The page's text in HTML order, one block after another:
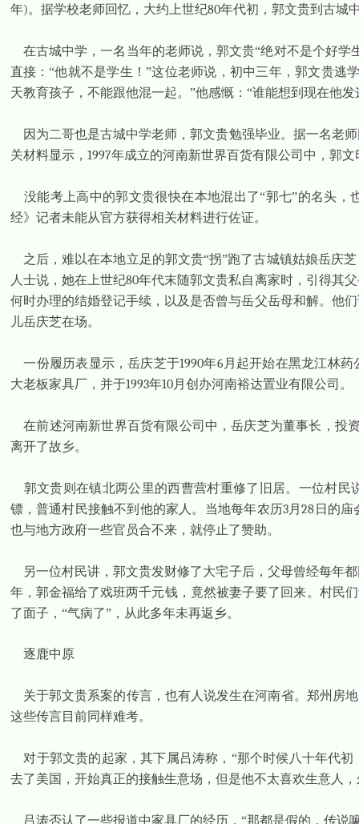
年)。据学校老师回忆，大约上世纪80年代初，郭文贵到古城
在古城中学，一名当年的老师说，郭文贵“绝对不是个好
直接：“他就不是学生！”这位老师说，初中三年，郭文贵逃
天教育孩子，不能跟他混一起。”他感慨：“谁能想到现在他发
因为二哥也是古城中学老师，郭文贵勉强毕业。据一名老
关材料显示， 1997年成立的河南新世界百货有限公司中，郭文
没能考上高中的郭文贵很快在本地混出了“郭七”的名头
经》记者未能从官方获得相关材料进行佐证。
之后，难以在本地立足的郭文贵“拐”跑了古城镇姑娘岳庆
人士说，她在上世纪80年代末随郭文贵私自离家时，引得其
何时办理的结婚登记手续，以及是否曾与岳父岳母和解。他
儿岳庆芝在场。
一份履历表显示，岳庆芝于1990年6 月起开始在黑龙江林
大老板家具厂，并于1993年10月创办河南裕达置业有限公司。
在前述河南新世界百货有限公司中，岳庆芝为董事长，投
离开了故乡。
郭文贵则在镇北两公里的西曹营村重修了旧居。一位村
镖，普通村民接触不到他的家人。当地每年农历3月28 日的庙
也与地方政府一些官员合不来，就停止了赞助。
另一位村民讲，郭文贵发财修了大宅子后，父母曾经每年
年，郭金福给了戏班两千元钱，竟然被妻子要了回来。村民
了面子，“气病了”，从此多年未再返乡。
逐鹿中原
关于郭文贵系案的传言，也有人说发生在河南省。郑州房
这些传言目前同样难考。
对于郭文贵的起家，其下属吕涛称，“那个时候八十年代
去了美国，开始真正的接触生意场，但是他不太喜欢生意人，
吕涛否认了一些报道中家具厂的经历，“那都是假的，传说